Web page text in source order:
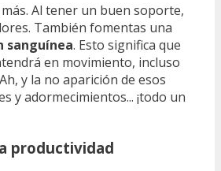
Al tener un buen soporte,
También fomentas una
sanguínea. Esto significa que
en movimiento, incluso
y la no aparición de esos
y adormecimientos... ¡todo un
productividad